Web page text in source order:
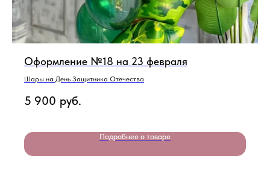
Оформление №18 на 23 февраля
Шары на День Защитника Отечества
5 900 руб.
Подробнее о товаре